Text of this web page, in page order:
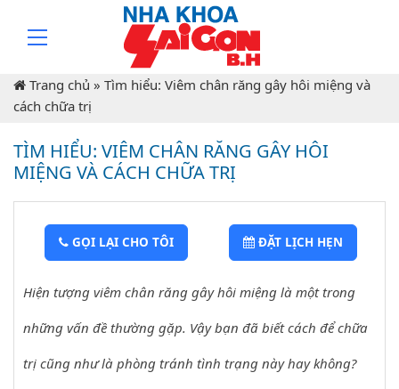
Trang chủ » Tìm hiểu: Viêm chân răng gây hôi miệng và
cách chữa trị
TÌM HIỂU: VIÊM CHÂN RĂNG GÂY HÔI
MIỆNG VÀ CÁCH CHỮA TRỊ
GỌI LẠI CHO TÔI ĐẶT LỊCH HẸN
Hiện tượng viêm chân răng gây hôi miệng là một trong
những vấn đề thường gặp. Vậy bạn đã biết cách để chữa
trị cũng như là phòng tránh tình trạng này hay không?